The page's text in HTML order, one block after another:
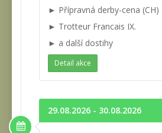
► Přípravná derby-cena (CH)
► Trotteur Francais IX.
► a další dostihy
Detail akce
29.08.2026 - 30.08.2026